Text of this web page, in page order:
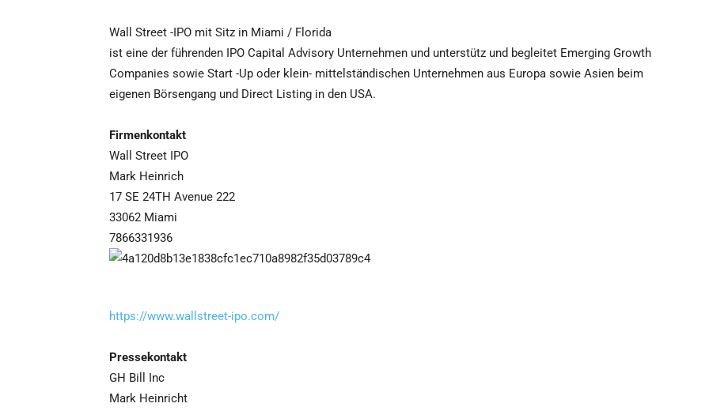
Wall Street -IPO mit Sitz in Miami / Florida
ist eine der führenden IPO Capital Advisory Unternehmen und unterstütz und begleitet Emerging Growth
Companies sowie Start -Up oder klein- mittelständischen Unternehmen aus Europa sowie Asien beim
eigenen Börsengang und Direct Listing in den USA.
Firmenkontakt
Wall Street IPO
Mark Heinrich
17 SE 24TH Avenue 222
33062 Miami
7866331936
https://www.wallstreet-ipo.com/
Pressekontakt
GH Bill Inc
Mark Heinricht